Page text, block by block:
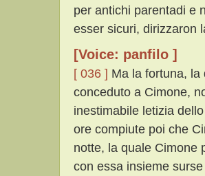
per antichi parentadi e
esser sicuri, dirizzaron
[Voice: panfilo ]
[ 036 ] Ma la fortuna,
conceduto a Cimone,
inestimabile letizia
ore compiute poi che
notte, la quale Cimone
con essa insieme